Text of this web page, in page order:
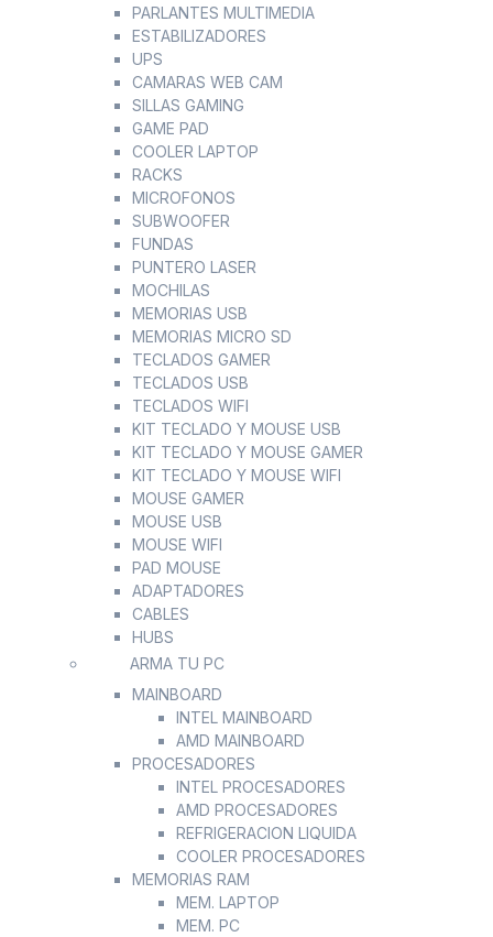
PARLANTES MULTIMEDIA
ESTABILIZADORES
UPS
CAMARAS WEB CAM
SILLAS GAMING
GAME PAD
COOLER LAPTOP
RACKS
MICROFONOS
SUBWOOFER
FUNDAS
PUNTERO LASER
MOCHILAS
MEMORIAS USB
MEMORIAS MICRO SD
TECLADOS GAMER
TECLADOS USB
TECLADOS WIFI
KIT TECLADO Y MOUSE USB
KIT TECLADO Y MOUSE GAMER
KIT TECLADO Y MOUSE WIFI
MOUSE GAMER
MOUSE USB
MOUSE WIFI
PAD MOUSE
ADAPTADORES
CABLES
HUBS
ARMA TU PC
MAINBOARD
INTEL MAINBOARD
AMD MAINBOARD
PROCESADORES
INTEL PROCESADORES
AMD PROCESADORES
REFRIGERACION LIQUIDA
COOLER PROCESADORES
MEMORIAS RAM
MEM. LAPTOP
MEM. PC